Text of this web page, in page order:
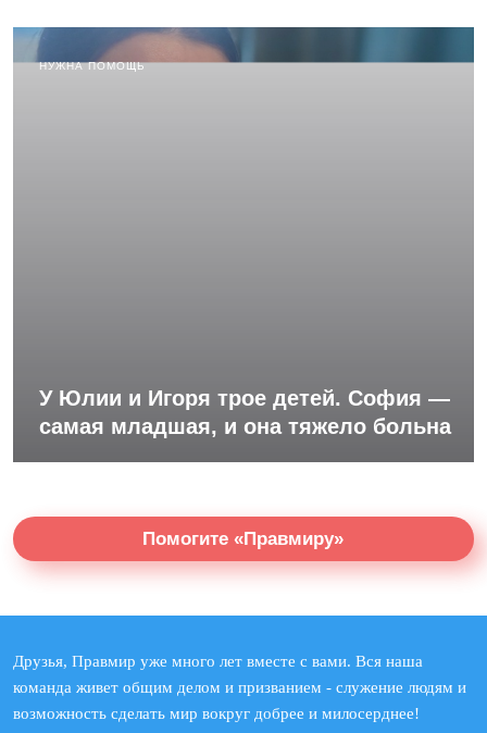
НУЖНА ПОМОЩЬ
У Юлии и Игоря трое детей. София —
самая младшая, и она тяжело больна
Помогите «Правмиру»
Друзья, Правмир уже много лет вместе с вами. Вся наша
команда живет общим делом и призванием - служение людям и
возможность сделать мир вокруг добрее и милосерднее!